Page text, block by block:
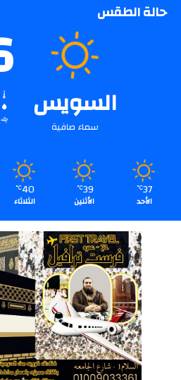
حالة الطقس
السويس
سماء صافية
37
℃
الأحد
39
℃
الأثنين
40
℃
الثلاثاء